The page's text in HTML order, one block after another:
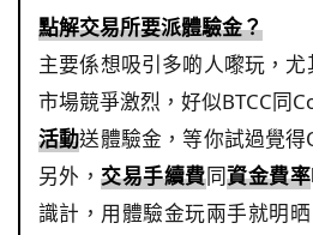
點解交易所要派體驗金？
主要係想吸引多啲人嚟玩，
市場競爭激烈，好似BTCC同
活動送體驗金，等你試過覺得
另外，交易手續費同資金費率
識計，用體驗金玩兩手就明